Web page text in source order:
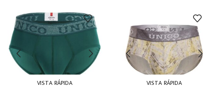
VISTA RÁPIDA VISTA RÁPIDA